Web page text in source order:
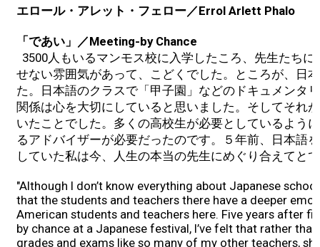
エロール・アレット・フェロー／Errol Arlett Phalo
「であい」／Meeting-by Chance
3500人もいるマンモス校に入学したころ、先生たち
せない雰囲気があって、こどくでした。ところが、日
た。日本語のクラスで「甲子園」などのドキュメンタ
関係は心を大切にしていると思いました。そしてそれ
いたことでした。多くの高校生が必要としているよう
るアドバイザーが必要だったのです。５年前、日本語
していた私は今、人生の本当の先生にめぐり合えてと
"Although I don’t know everything about Japanese
that the students and teachers there have a deeper
American students and teachers here. Five years after
by chance at a Japanese festival, I’ve felt that rather
grades and exams like so many of my other teachers,